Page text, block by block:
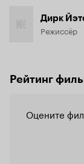
Дирк
Режиссёр
Рейтинг
Оцените